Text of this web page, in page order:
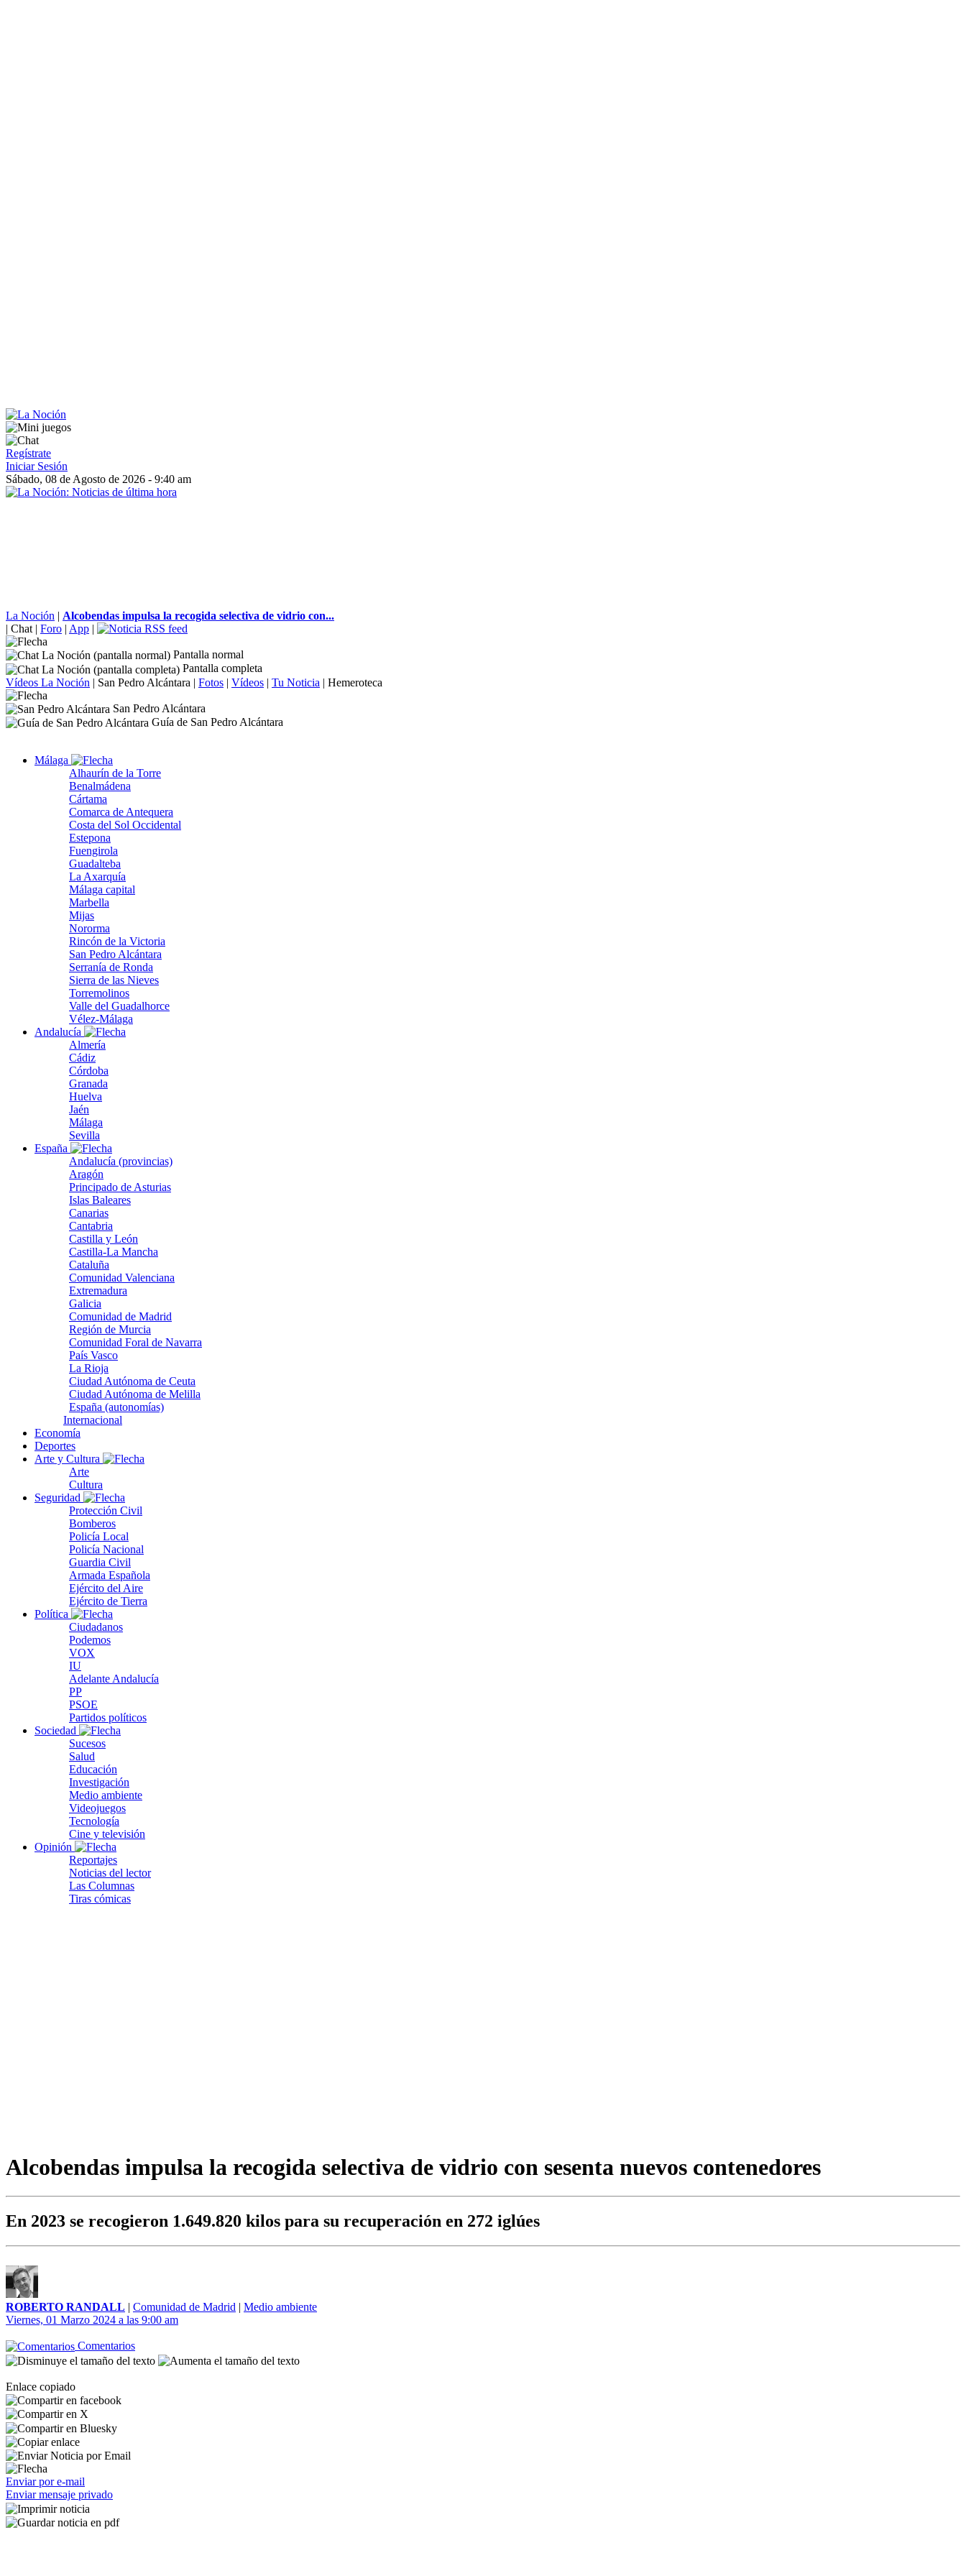
Regístrate
Iniciar Sesión
Sábado, 08 de Agosto de 2026 - 9:40 am
La Noción | Alcobendas impulsa la recogida selectiva de vidrio con...
| Chat | Foro | App |
Pantalla normal
Pantalla completa
Vídeos La Noción | San Pedro Alcántara | Fotos | Vídeos | Tu Noticia | Hemeroteca
San Pedro Alcántara
Guía de San Pedro Alcántara
Málaga
Alhaurín de la Torre
Benalmádena
Cártama
Comarca de Antequera
Costa del Sol Occidental
Estepona
Fuengirola
Guadalteba
La Axarquía
Málaga capital
Marbella
Mijas
Nororma
Rincón de la Victoria
San Pedro Alcántara
Serranía de Ronda
Sierra de las Nieves
Torremolinos
Valle del Guadalhorce
Vélez-Málaga
Andalucía
Almería
Cádiz
Córdoba
Granada
Huelva
Jaén
Málaga
Sevilla
España
Andalucía (provincias)
Aragón
Principado de Asturias
Islas Baleares
Canarias
Cantabria
Castilla y León
Castilla-La Mancha
Cataluña
Comunidad Valenciana
Extremadura
Galicia
Comunidad de Madrid
Región de Murcia
Comunidad Foral de Navarra
País Vasco
La Rioja
Ciudad Autónoma de Ceuta
Ciudad Autónoma de Melilla
España (autonomías)
Internacional
Economía
Deportes
Arte y Cultura
Arte
Cultura
Seguridad
Protección Civil
Bomberos
Policía Local
Policía Nacional
Guardia Civil
Armada Española
Ejército del Aire
Ejército de Tierra
Política
Ciudadanos
Podemos
VOX
IU
Adelante Andalucía
PP
PSOE
Partidos políticos
Sociedad
Sucesos
Salud
Educación
Investigación
Medio ambiente
Videojuegos
Tecnología
Cine y televisión
Opinión
Reportajes
Noticias del lector
Las Columnas
Tiras cómicas
Alcobendas impulsa la recogida selectiva de vidrio con sesenta nuevos contenedores
En 2023 se recogieron 1.649.820 kilos para su recuperación en 272 iglúes
ROBERTO RANDALL | Comunidad de Madrid | Medio ambiente
Viernes, 01 Marzo 2024 a las 9:00 am
Comentarios
Enlace copiado
Enviar por e-mail
Enviar mensaje privado